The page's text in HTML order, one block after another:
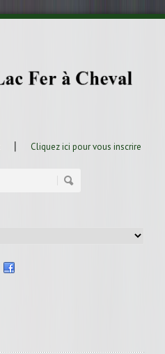
| Cliquez ici pour vous inscrire